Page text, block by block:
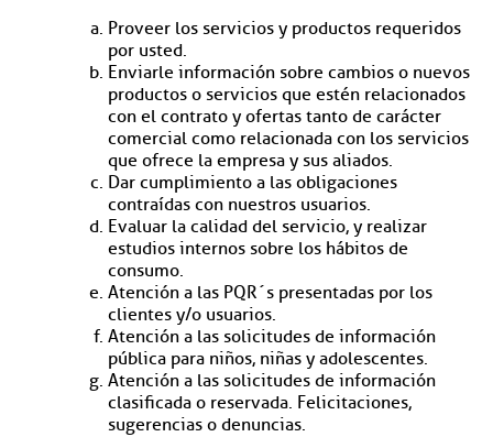
Proveer los servicios y productos requeridos
por usted.
Enviarle información sobre cambios o nuevos
productos o servicios que estén relacionados
con el contrato y ofertas tanto de carácter
comercial como relacionada con los servicios
que ofrece la empresa y sus aliados.
Dar cumplimiento a las obligaciones
contraídas con nuestros usuarios.
Evaluar la calidad del servicio, y realizar
estudios internos sobre los hábitos de
consumo.
Atención a las PQR´s presentadas por los
clientes y/o usuarios.
Atención a las solicitudes de información
pública para niños, niñas y adolescentes.
Atención a las solicitudes de información
clasificada o reservada. Felicitaciones,
sugerencias o denuncias.